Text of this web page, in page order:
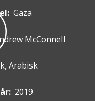
Gaza
McConnell
Arabisk
2019